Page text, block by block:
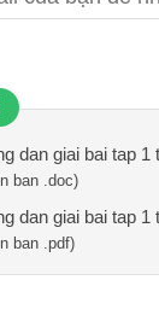
dan giai bai tap
ban .doc)
dan giai bai tap
ban .pdf)